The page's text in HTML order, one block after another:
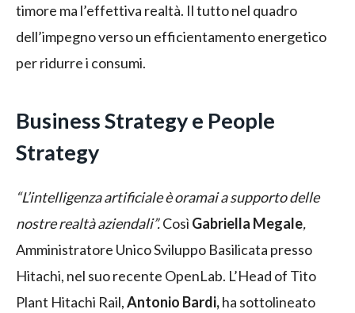
timore ma l’effettiva realtà. Il tutto nel quadro
dell’impegno verso un efficientamento energetico
per ridurre i consumi.
Business Strategy e People
Strategy
“L’intelligenza artificiale è oramai a supporto delle
nostre realtà aziendali”.Così Gabriella Megale,
Amministratore Unico Sviluppo Basilicata presso
Hitachi, nel suo recente OpenLab. L’Head of Tito
Plant Hitachi Rail,Antonio Bardi,ha sottolineato